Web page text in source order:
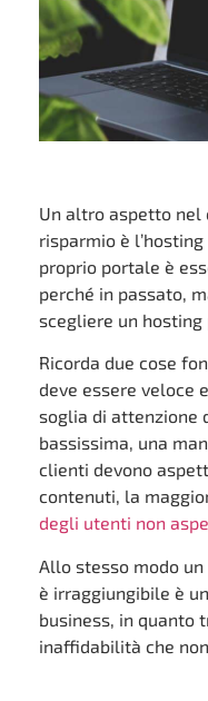
Un altro aspetto nel
risparmio è
proprio portale è
perché in passato,
scegliere un
Ricorda due cose
deve essere veloce
soglia di attenzione
bassissima, una
clienti devono
contenuti, la
degli utenti non
Allo stesso modo
è irraggiungibile è
business, in quanto
inaffidabilità che